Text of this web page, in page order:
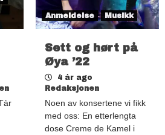
Anmeldelse Musikk
Sett og hørt på
Øya ’22
4 år ago
Redaksjonen
Noen av konsertene vi fikk
med oss: En etterlengta
dose Creme de Kamel i